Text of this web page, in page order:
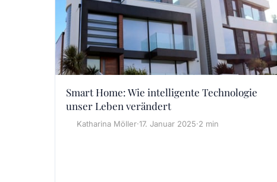
Smart Home: Wie intelligente Technologie
unser Leben verändert
Katharina Möller·17. Januar 2025·2 min